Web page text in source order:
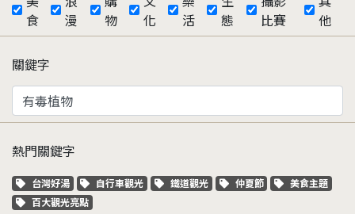
食
漫
物
化
活
態
比賽
他
關鍵字
熱門關鍵字
關鍵字標籤
台灣好湯 關鍵字標籤
自行車觀光 關鍵字標籤
鐵道觀光 關鍵字標籤
仲夏節 關鍵字標籤
美食主題
關鍵字標籤
百大觀光亮點